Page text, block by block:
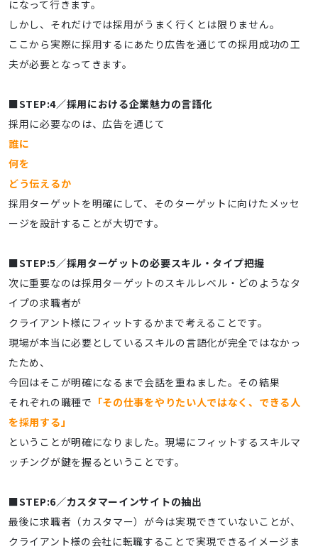
になって行きます。
しかし、それだけでは採用がうまく行くとは限りません。
ここから実際に採用するにあたり広告を通じての採用成功の工
夫が必要となってきます。
■STEP:4／採用における企業魅力の言語化
採用に必要なのは、広告を通じて
誰に
何を
どう伝えるか
採用ターゲットを明確にして、そのターゲットに向けたメッセ
ージを設計することが大切です。
■STEP:5／採用ターゲットの必要スキル・タイプ把握
次に重要なのは採用ターゲットのスキルレベル・どのようなタ
イプの求職者が
クライアント様にフィットするかまで考えることです。
現場が本当に必要としているスキルの言語化が完全ではなかっ
たため、
今回はそこが明確になるまで会話を重ねました。その結果
それぞれの職種で 「その仕事をやりたい人ではなく、できる人
を採用する」
ということが明確になりました。現場にフィットするスキルマ
ッチングが鍵を握るということです。
■STEP:6／カスタマーインサイトの抽出
最後に求職者（カスタマー）が今は実現できていないことが、
クライアント様の会社に転職することで実現できるイメージま